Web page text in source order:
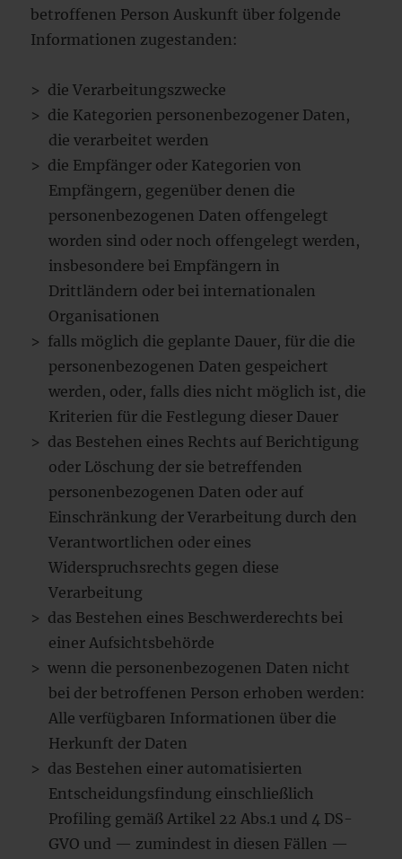
betroffenen Person Auskunft über folgende
Informationen zugestanden:
die Verarbeitungszwecke
die Kategorien personenbezogener Daten,
die verarbeitet werden
die Empfänger oder Kategorien von
Empfängern, gegenüber denen die
personenbezogenen Daten offengelegt
worden sind oder noch offengelegt werden,
insbesondere bei Empfängern in
Drittländern oder bei internationalen
Organisationen
falls möglich die geplante Dauer, für die die
personenbezogenen Daten gespeichert
werden, oder, falls dies nicht möglich ist, die
Kriterien für die Festlegung dieser Dauer
das Bestehen eines Rechts auf Berichtigung
oder Löschung der sie betreffenden
personenbezogenen Daten oder auf
Einschränkung der Verarbeitung durch den
Verantwortlichen oder eines
Widerspruchsrechts gegen diese
Verarbeitung
das Bestehen eines Beschwerderechts bei
einer Aufsichtsbehörde
wenn die personenbezogenen Daten nicht
bei der betroffenen Person erhoben werden:
Alle verfügbaren Informationen über die
Herkunft der Daten
das Bestehen einer automatisierten
Entscheidungsfindung einschließlich
Profiling gemäß Artikel 22 Abs.1 und 4 DS-
GVO und — zumindest in diesen Fällen —